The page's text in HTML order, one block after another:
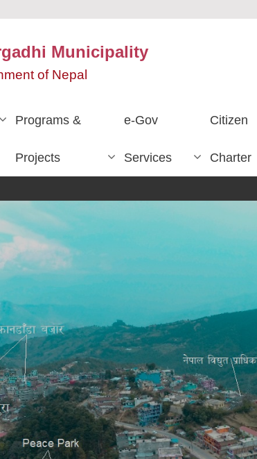
Municipality
of Nepal
Programs &
Projects
e-Gov
Services
Citizen
Charter
उग्रतारा मन्दिर
थान प्राकृतिक दृश्य
प्रशासनिक भवन